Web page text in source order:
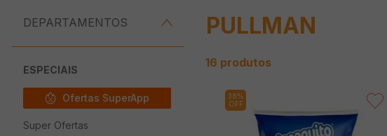
2º Leite
4º Queijo
Iogurte
DEPARTAMENTOS
ESPECIAIS
Ofertas SuperApp
Super Ofertas
PULLMAN
16 produtos
38%
OFF